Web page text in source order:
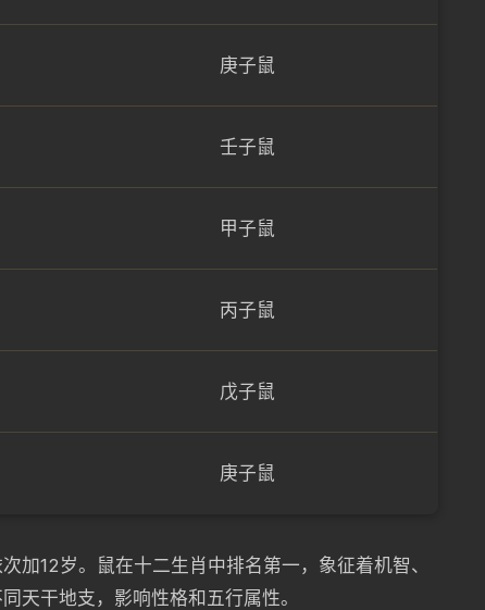
庚子鼠
壬子鼠
甲子鼠
丙子鼠
戊子鼠
庚子鼠
加12岁。鼠在十二生肖中排名第一，象征着机智、
天干地支，影响性格和五行属性。